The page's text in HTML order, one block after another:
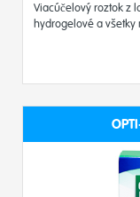
Viacúčelový roztok z
hydrogelové a všetky